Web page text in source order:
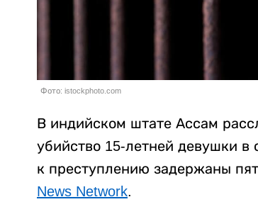
Фото: istockphoto.com
В индийском штате Ассам
убийство 15-летней девушки
к преступлению задержаны
News Network.